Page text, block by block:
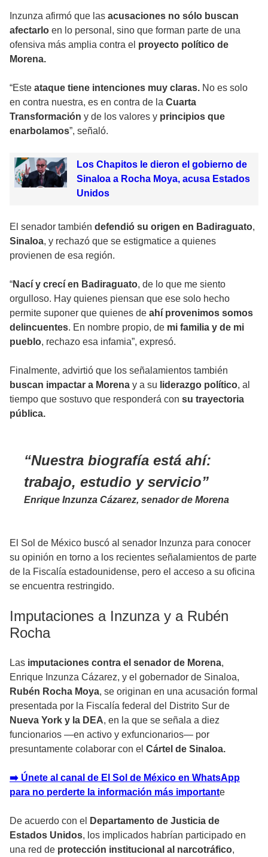
Inzunza afirmó que las acusaciones no sólo buscan
afectarlo en lo personal, sino que forman parte de una
ofensiva más amplia contra el proyecto político de
Morena.
“Este ataque tiene intenciones muy claras. No es solo
en contra nuestra, es en contra de la Cuarta
Transformación y de los valores y principios que
enarbolamos”, señaló.
Los Chapitos le dieron el gobierno de
Sinaloa a Rocha Moya, acusa Estados
Unidos
El senador también defendió su origen en Badiraguato,
Sinaloa, y rechazó que se estigmatice a quienes
provienen de esa región.
“Nací y crecí en Badiraguato, de lo que me siento
orgulloso. Hay quienes piensan que ese solo hecho
permite suponer que quienes de ahí provenimos somos
delincuentes. En nombre propio, de mi familia y de mi
pueblo, rechazo esa infamia”, expresó.
Finalmente, advirtió que los señalamientos también
buscan impactar a Morena y a su liderazgo político, al
tiempo que sostuvo que responderá con su trayectoria
pública.
Nuestra biografía está ahí:
trabajo, estudio y servicio
Enrique Inzunza Cázarez, senador de Morena
El Sol de México buscó al senador Inzunza para conocer
su opinión en torno a los recientes señalamientos de parte
de la Fiscalía estadounidense, pero el acceso a su oficina
se encuentra restringido.
Imputaciones a Inzunza y a Rubén
Rocha
Las imputaciones contra el senador de Morena,
Enrique Inzunza Cázarez, y el gobernador de Sinaloa,
Rubén Rocha Moya, se originan en una acusación formal
presentada por la Fiscalía federal del Distrito Sur de
Nueva York y la DEA, en la que se señala a diez
funcionarios —en activo y exfuncionarios— por
presuntamente colaborar con el Cártel de Sinaloa.
➡️ Únete al canal de El Sol de México en WhatsApp
para no perderte la información más importante
De acuerdo con el
Departamento de Justicia de
Estados Unidos, los implicados habrían participado en
una red de protección institucional al narcotráfico,